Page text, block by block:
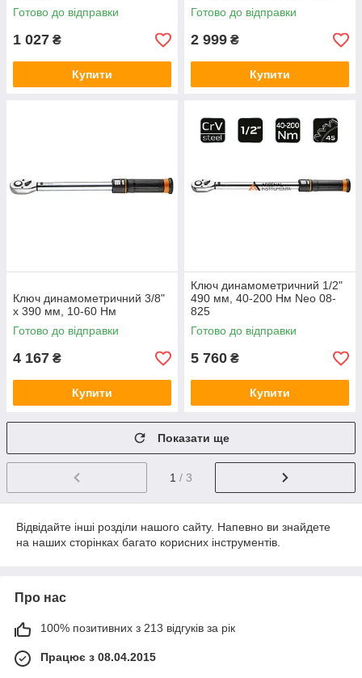
Готово до відправки
1 027 ₴
Купити
Готово до відправки
2 999 ₴
Купити
Ключ динамометричний 3/8"
x 390 мм, 10-60 Нм
Готово до відправки
4 167 ₴
Купити
Ключ динамометричний 1/2"
490 мм, 40-200 Нм Neo 08-
825
Готово до відправки
5 760 ₴
Купити
Показати ще
1 / 3
Відвідайте інші розділи нашого сайту. Напевно ви знайдете
на наших сторінках багато корисних інструментів.
Про нас
100% позитивних з 213 відгуків за рік
Працює з 08.04.2015